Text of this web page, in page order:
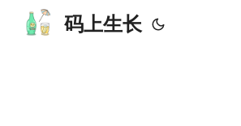
码上生长